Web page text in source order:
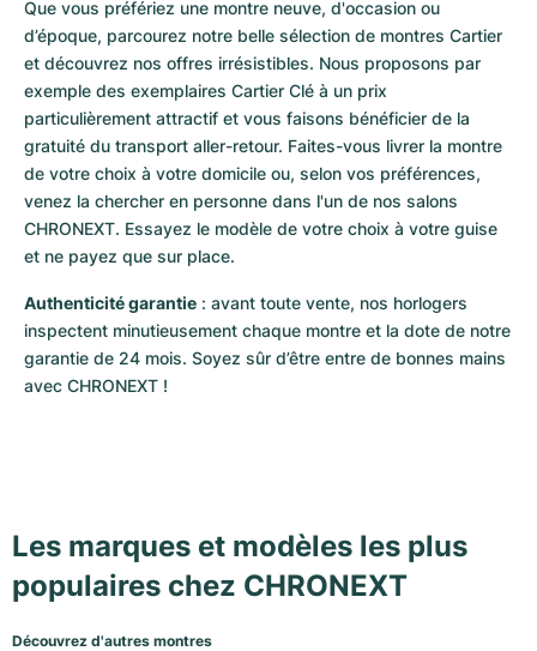
Que vous préfériez une montre neuve, d'occasion ou
d’époque, parcourez notre belle sélection de montres Cartier
et découvrez nos offres irrésistibles. Nous proposons par
exemple des exemplaires Cartier Clé à un prix
particulièrement attractif et vous faisons bénéficier de la
gratuité du transport aller-retour. Faites-vous livrer la montre
de votre choix à votre domicile ou, selon vos préférences,
venez la chercher en personne dans l'un de nos salons
CHRONEXT. Essayez le modèle de votre choix à votre guise
et ne payez que sur place.
Authenticité garantie : avant toute vente, nos horlogers
inspectent minutieusement chaque montre et la dote de notre
garantie de 24 mois. Soyez sûr d’être entre de bonnes mains
avec CHRONEXT !
Les marques et modèles les plus
populaires chez CHRONEXT
Découvrez d'autres montres